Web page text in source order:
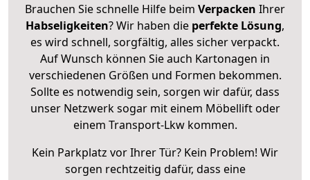
Brauchen Sie schnelle Hilfe beim Verpacken Ihrer
Habseligkeiten? Wir haben die perfekte Lösung,
es wird schnell, sorgfältig, alles sicher verpackt.
Auf Wunsch können Sie auch Kartonagen in
verschiedenen Größen und Formen bekommen.
Sollte es notwendig sein, sorgen wir dafür, dass
unser Netzwerk sogar mit einem Möbellift oder
einem Transport-Lkw kommen.
Kein Parkplatz vor Ihrer Tür? Kein Problem! Wir
sorgen rechtzeitig dafür, dass eine